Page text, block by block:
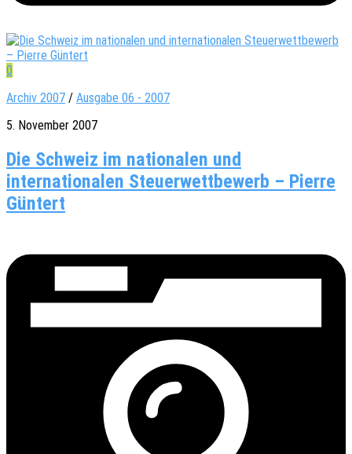
0
Archiv 2007 / Ausgabe 06 - 2007
5. November 2007
Die Schweiz im nationalen und
internationalen Steuerwettbewerb – Pierre
Güntert